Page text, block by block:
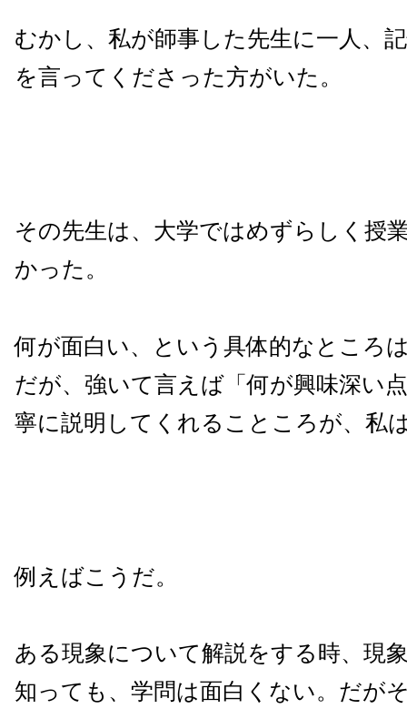
むかし、私が師事した先生に一人、
を言ってくださった方がいた。
その先生は、大学ではめずらしく授
かった。
何が面白い、という具体的なところ
だが、強いて言えば「何が興味深い
寧に説明してくれることころが、私
例えばこうだ。
ある現象について解説をする時、現
知っても、学問は面白くない。だが